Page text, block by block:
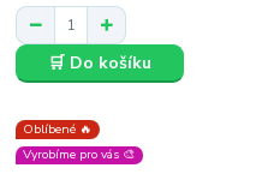
🛒 Do košíku
Oblíbené 🔥
Vyrobíme pro vás 🎨